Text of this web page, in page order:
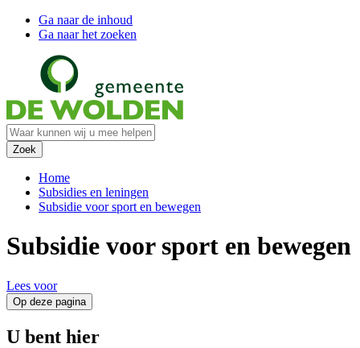
Ga naar de inhoud
Ga naar het zoeken
Home
Subsidies en leningen
Subsidie voor sport en bewegen
Subsidie voor sport en bewegen
Lees voor
Op deze pagina
U bent hier